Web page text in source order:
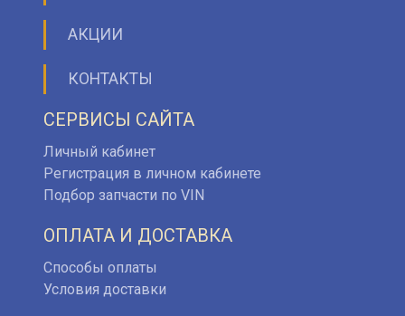
АКЦИИ
КОНТАКТЫ
СЕРВИСЫ САЙТА
Личный кабинет
Регистрация в личном кабинете
Подбор запчасти по VIN
ОПЛАТА И ДОСТАВКА
Способы оплаты
Условия доставки